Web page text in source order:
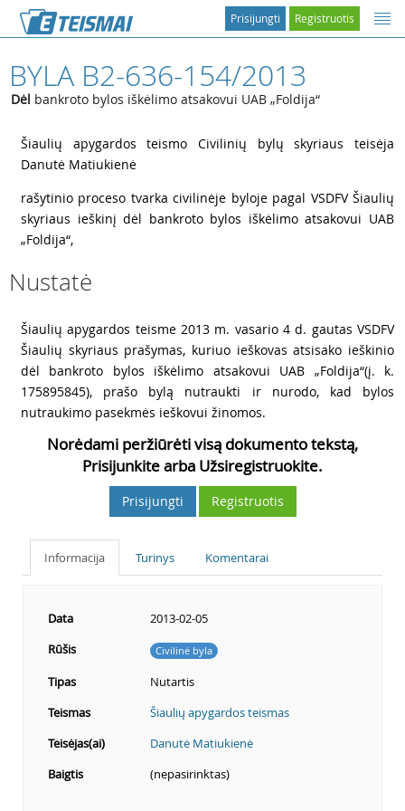
Registruotis
Prisijungti
BYLA B2-636-154/2013
Dėl bankroto bylos iškėlimo atsakovui UAB „Foldija“
Šiaulių apygardos teismo Civilinių bylų skyriaus teisėja
Danutė Matiukienė
rašytinio proceso tvarka civilinėje byloje pagal VSDFV Šiaulių
skyriaus ieškinį dėl bankroto bylos iškėlimo atsakovui UAB
„Foldija“,
Nustatė
Šiaulių apygardos teisme 2013 m. vasario 4 d. gautas VSDFV
Šiaulių skyriaus prašymas, kuriuo ieškovas atsisako ieškinio
dėl bankroto bylos iškėlimo atsakovui UAB „Foldija“(į. k.
175895845), prašo bylą nutraukti ir nurodo, kad bylos
nutraukimo pasekmės ieškovui žinomos.
Norėdami peržiūrėti visą dokumento tekstą,
Prisijunkite arba Užsiregistruokite.
Prisijungti Registruotis
Informacija Turinys Komentarai
Data
2013-02-05
Rūšis
Civilinė byla
Tipas
Nutartis
Teismas
Šiaulių apygardos teismas
Teisėjas(ai)
Danutė Matiukienė
Baigtis
(nepasirinktas)